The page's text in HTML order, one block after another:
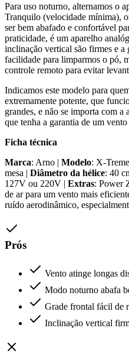
Para uso noturno, alternamos o
Tranquilo (velocidade mínima),
ser bem abafado e confortável
praticidade, é um aparelho
inclinação vertical são firmes e a
facilidade para limparmos o pó,
controle remoto para evitar
Indicamos este modelo para
extremamente potente, que
grandes, e não se importa com a
que tenha a garantia de um
Ficha técnica
Marca: Arno | Modelo: X-
mesa | Diâmetro da hélice: 40
127V ou 220V | Extras: Power
de ar para um vento mais
ruído aerodinâmico,
Prós
Vento atinge longas
Modo noturno abafa
Grade frontal fácil de
Inclinação vertical